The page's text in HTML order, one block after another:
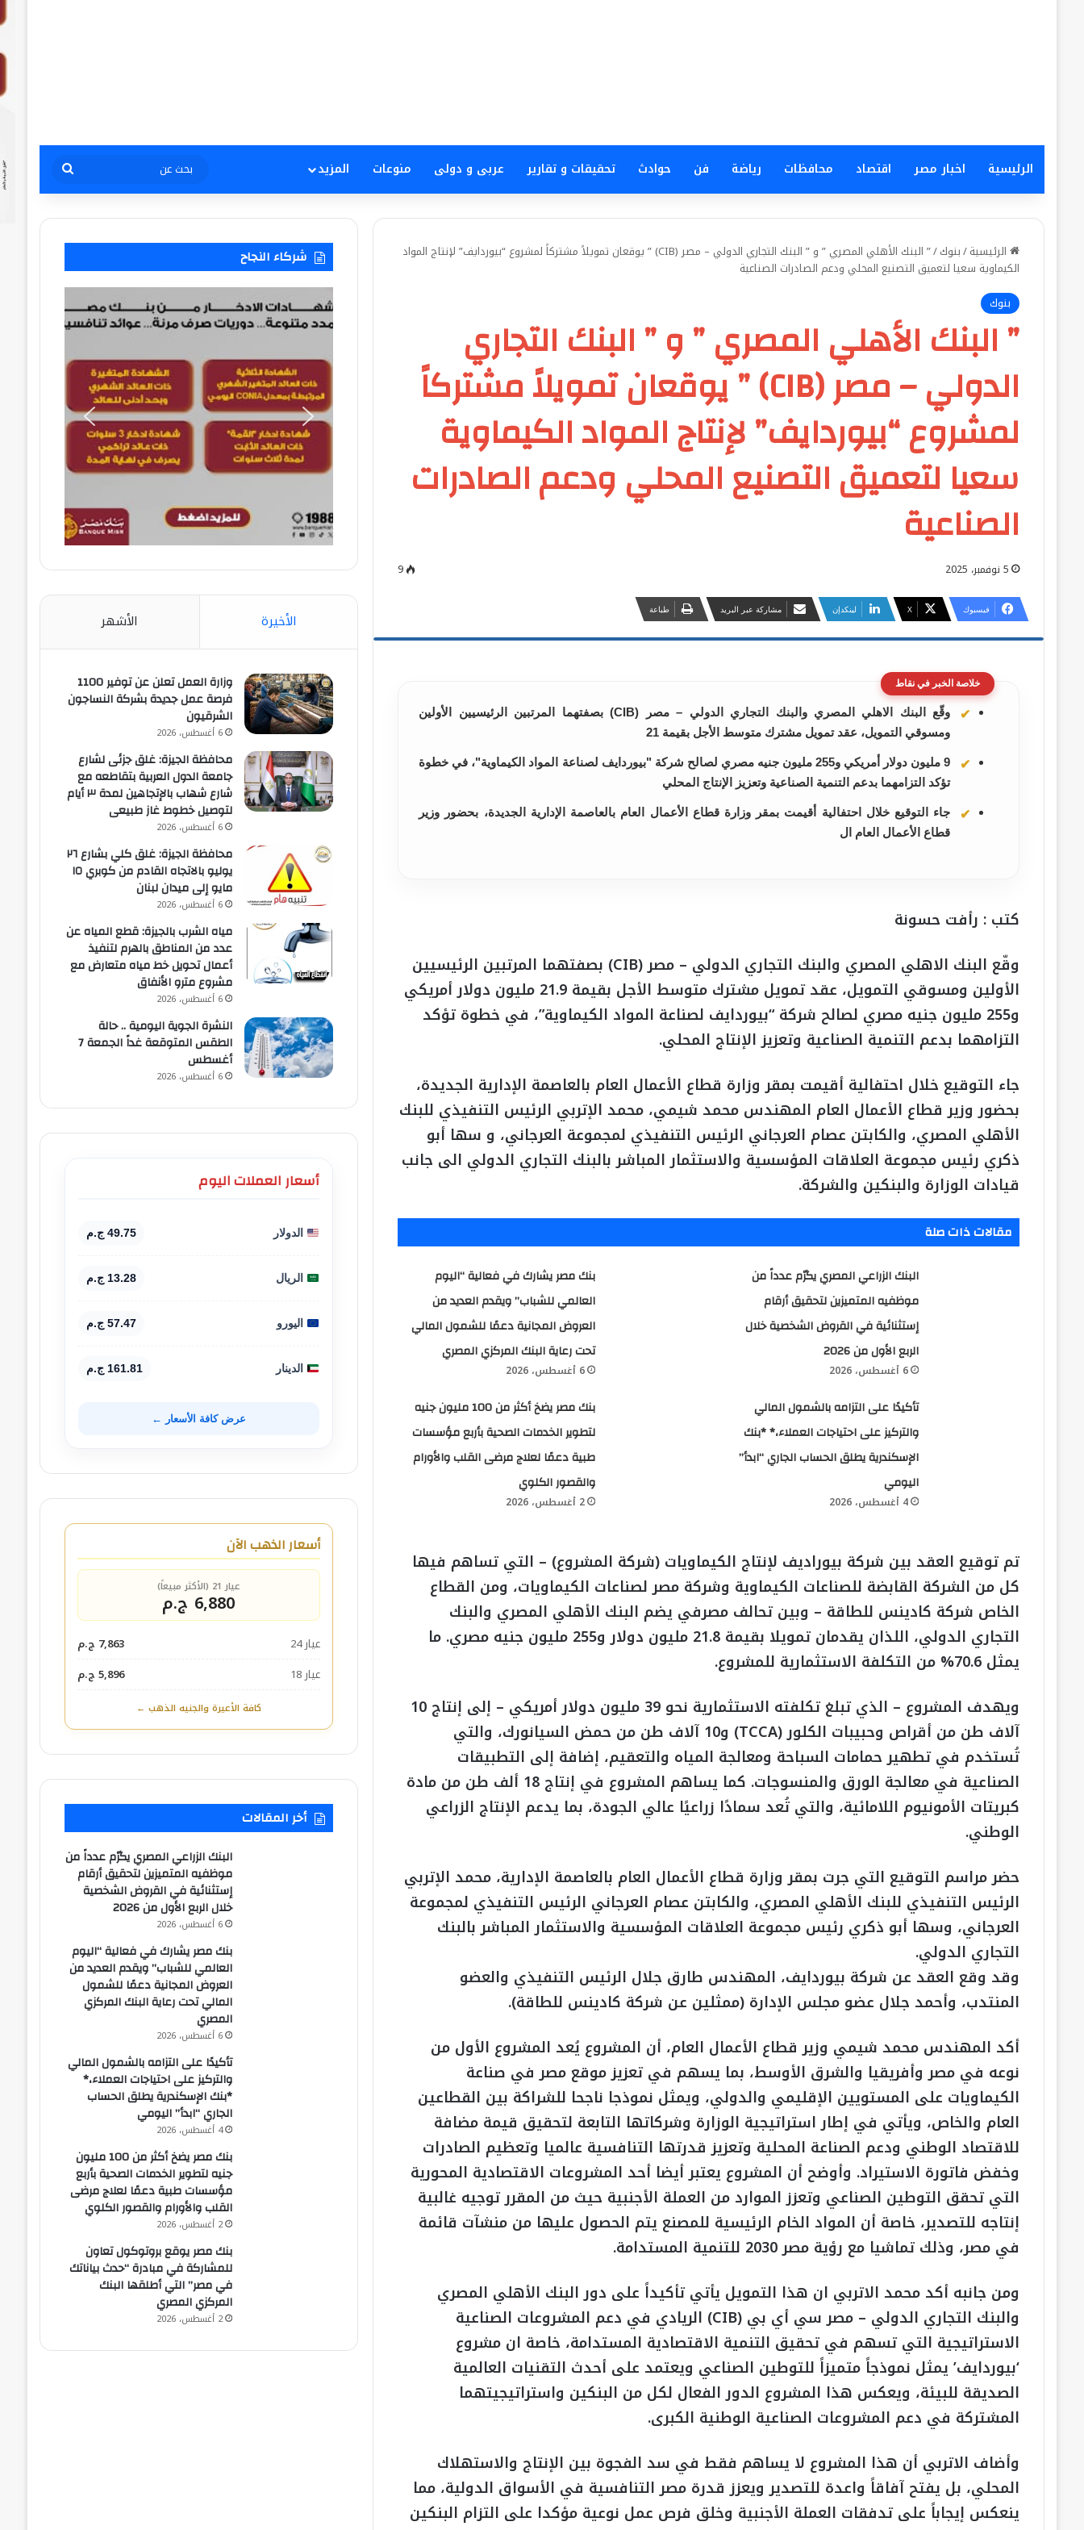
الرئيسية اخبار مصر اقتصاد محافظات رياضة فن حوادث تحقيقات و تقارير عربى و دولى منوعات المزيد
بحث
عن
الرئيسية/بنوك/
” البنك الأهلي المصري ” و ” البنك التجاري الدولي – مصر (CIB) ” يوقعان تمويلاً مشتركاً لمشروع “بيوردايف” لإنتاج المواد
الكيماوية سعيا لتعميق التصنيع المحلي ودعم الصادرات الصناعية
بنوك
” البنك الأهلي المصري ” و ” البنك التجاري
الدولي – مصر (CIB) ” يوقعان تمويلاً مشتركاً
لمشروع “بيوردايف” لإنتاج المواد الكيماوية
سعيا لتعميق التصنيع المحلي ودعم الصادرات
الصناعية
5 نوفمبر، 2025 9
فيسبوك ‫X لينكدإن مشاركة عبر البريد طباعة
خلاصة الخبر في نقاط
وقّع البنك الاهلي المصري والبنك التجاري الدولي – مصر (CIB) بصفتهما المرتبين الرئيسيين الأولين
ومسوقي التمويل، عقد تمويل مشترك متوسط الأجل بقيمة 21
9 مليون دولار أمريكي و255 مليون جنيه مصري لصالح شركة "بيوردايف لصناعة المواد الكيماوية"، في خطوة
تؤكد التزامهما بدعم التنمية الصناعية وتعزيز الإنتاج المحلي
جاء التوقيع خلال احتفالية أقيمت بمقر وزارة قطاع الأعمال العام بالعاصمة الإدارية الجديدة، بحضور وزير
قطاع الأعمال العام ال
كتب : رأفت حسونة
وقّع البنك الاهلي المصري والبنك التجاري الدولي – مصر (CIB) بصفتهما المرتبين الرئيسيين
الأولين ومسوقي التمويل، عقد تمويل مشترك متوسط الأجل بقيمة 21.9 مليون دولار أمريكي
و255 مليون جنيه مصري لصالح شركة “بيوردايف لصناعة المواد الكيماوية”، في خطوة تؤكد
التزامهما بدعم التنمية الصناعية وتعزيز الإنتاج المحلي.
جاء التوقيع خلال احتفالية أقيمت بمقر وزارة قطاع الأعمال العام بالعاصمة الإدارية الجديدة،
بحضور وزير قطاع الأعمال العام المهندس محمد شيمي، محمد الإتربي الرئيس التنفيذي للبنك
الأهلي المصري، والكابتن عصام العرجاني الرئيس التنفيذي لمجموعة العرجاني، و سها أبو
ذكري رئيس مجموعة العلاقات المؤسسية والاستثمار المباشر بالبنك التجاري الدولي الى جانب
قيادات الوزارة والبنكين والشركة.
مقالات ذات صلة
البنك الزراعي المصري يكرّم عدداً من
موظفيه المتميزين لتحقيق أرقام
إستثنائية في القروض الشخصية خلال
الربع الأول من 2026
6 أغسطس، 2026
بنك مصر يشارك في فعالية “اليوم
العالمي للشباب” ويقدم العديد من
العروض المجانية دعمًا للشمول المالي
تحت رعاية البنك المركزي المصري
6 أغسطس، 2026
تأكيدًا على التزامه بالشمول المالي
والتركيز على احتياجات العملاء،* *بنك
الإسكندرية يطلق الحساب الجاري “ابدأ”
اليومي
4 أغسطس، 2026
بنك مصر يضخ أكثر من 100 مليون جنيه
لتطوير الخدمات الصحية بأربع مؤسسات
طبية دعمًا لعلاج مرضى القلب والأورام
والقصور الكلوي
2 أغسطس، 2026
تم توقيع العقد بين شركة بيوراديف لإنتاج الكيماويات (شركة المشروع) – التي تساهم فيها
كل من الشركة القابضة للصناعات الكيماوية وشركة مصر لصناعات الكيماويات، ومن القطاع
الخاص شركة كادينس للطاقة – وبين تحالف مصرفي يضم البنك الأهلي المصري والبنك
التجاري الدولي، اللذان يقدمان تمويلا بقيمة 21.8 مليون دولار و255 مليون جنيه مصري. ما
يمثل 70.6% من التكلفة الاستثمارية للمشروع.
ويهدف المشروع – الذي تبلغ تكلفته الاستثمارية نحو 39 مليون دولار أمريكي – إلى إنتاج 10
آلاف طن من أقراص وحبيبات الكلور (TCCA) و10 آلاف طن من حمض السيانورك، والتي
تُستخدم في تطهير حمامات السباحة ومعالجة المياه والتعقيم، إضافة إلى التطبيقات
الصناعية في معالجة الورق والمنسوجات. كما يساهم المشروع في إنتاج 18 ألف طن من مادة
كبريتات الأمونيوم اللامائية، والتي تُعد سمادًا زراعيًا عالي الجودة، بما يدعم الإنتاج الزراعي
الوطني.
حضر مراسم التوقيع التي جرت بمقر وزارة قطاع الأعمال العام بالعاصمة الإدارية، محمد الإتربي
الرئيس التنفيذي للبنك الأهلي المصري، والكابتن عصام العرجاني الرئيس التنفيذي لمجموعة
العرجاني، وسها أبو ذكري رئيس مجموعة العلاقات المؤسسية والاستثمار المباشر بالبنك
التجاري الدولي.
وقد وقع العقد عن شركة بيوردايف، المهندس طارق جلال الرئيس التنفيذي والعضو
المنتدب، وأحمد جلال عضو مجلس الإدارة (ممثلين عن شركة كادينس للطاقة).
أكد المهندس محمد شيمي وزير قطاع الأعمال العام، أن المشروع يُعد المشروع الأول من
نوعه في مصر وأفريقيا والشرق الأوسط، بما يسهم في تعزيز موقع مصر في صناعة
الكيماويات على المستويين الإقليمي والدولي، ويمثل نموذجا ناجحا للشراكة بين القطاعين
العام والخاص، ويأتي في إطار استراتيجية الوزارة وشركاتها التابعة لتحقيق قيمة مضافة
للاقتصاد الوطني ودعم الصناعة المحلية وتعزيز قدرتها التنافسية عالميا وتعظيم الصادرات
وخفض فاتورة الاستيراد. وأوضح أن المشروع يعتبر أيضا أحد المشروعات الاقتصادية المحورية
التي تحقق التوطين الصناعي وتعزز الموارد من العملة الأجنبية حيث من المقرر توجيه غالبية
إنتاجه للتصدير، خاصة أن المواد الخام الرئيسية للمصنع يتم الحصول عليها من منشآت قائمة
في مصر، وذلك تماشيا مع رؤية مصر 2030 للتنمية المستدامة.
ومن جانبه أكد محمد الاتربي ان هذا التمويل يأتي تأكيداً على دور البنك الأهلي المصري
والبنك التجاري الدولي – مصر سي أي بي (CIB) الريادي في دعم المشروعات الصناعية
الاستراتيجية التي تسهم في تحقيق التنمية الاقتصادية المستدامة، خاصة ان مشروع
‘بيوردايف’ يمثل نموذجاً متميزاً للتوطين الصناعي ويعتمد على أحدث التقنيات العالمية
الصديقة للبيئة، ويعكس هذا المشروع الدور الفعال لكل من البنكين واستراتيجيتهما
المشتركة في دعم المشروعات الصناعية الوطنية الكبرى.
وأضاف الاتربي أن هذا المشروع لا يساهم فقط في سد الفجوة بين الإنتاج والاستهلاك
المحلي، بل يفتح آفاقاً واعدة للتصدير ويعزز قدرة مصر التنافسية في الأسواق الدولية، مما
ينعكس إيجاباً على تدفقات العملة الأجنبية وخلق فرص عمل نوعية مؤكدا على التزام البنكين
شركاء النجاح
الأخيرة الأشهر
وزارة العمل تعلن عن توفير 1100
فرصة عمل جديدة بشركة النساجون
الشرقيون
6 أغسطس، 2026
محافظة الجيزة: غلق جزئى لشارع
جامعة الدول العربية بتقاطعه مع
شارع شهاب بالإتجاهين لمدة ٣ أيام
لتوصيل خطوط غاز طبيعى
6 أغسطس، 2026
محافظة الجيزة: غلق كلي بشارع ٢٦
يوليو بالاتجاه القادم من كوبري ١٥
مايو إلى ميدان لبنان
6 أغسطس، 2026
مياه الشرب بالجيزة: قطع المياه عن
عدد من المناطق بالهرم لتنفيذ
أعمال تحويل خط مياه متعارض مع
مشروع مترو الأنفاق
6 أغسطس، 2026
النشرة الجوية اليومية .. حالة
الطقس المتوقعة غداً الجمعة 7
أغسطس
6 أغسطس، 2026
أسعار العملات اليوم
الدولار 49.75 ج.م
الريال 13.28 ج.م
اليورو 57.47 ج.م
الدينار 161.81 ج.م
عرض كافة الأسعار ←
أسعار الذهب الآن
عيار 21 (الأكثر مبيعاً)
6,880 ج.م
عيار 24
7,863 ج.م
عيار 18
5,896 ج.م
كافة الأعيرة والجنيه الذهب ←
أخر المقالات
البنك الزراعي المصري يكرّم عدداً من
موظفيه المتميزين لتحقيق أرقام
إستثنائية في القروض الشخصية
خلال الربع الأول من 2026
6 أغسطس، 2026
بنك مصر يشارك في فعالية “اليوم
العالمي للشباب” ويقدم العديد من
العروض المجانية دعمًا للشمول
المالي تحت رعاية البنك المركزي
المصري
6 أغسطس، 2026
تأكيدًا على التزامه بالشمول المالي
والتركيز على احتياجات العملاء،*
*بنك الإسكندرية يطلق الحساب
الجاري “ابدأ” اليومي
4 أغسطس، 2026
بنك مصر يضخ أكثر من 100 مليون
جنيه لتطوير الخدمات الصحية بأربع
مؤسسات طبية دعمًا لعلاج مرضى
القلب والأورام والقصور الكلوي
2 أغسطس، 2026
بنك مصر يوقع بروتوكول تعاون
للمشاركة في مبادرة “حدث بياناتك
في مصر” التي أطلقها البنك
المركزي المصري
2 أغسطس، 2026